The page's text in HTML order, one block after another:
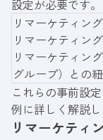
設定が必要です。
リマーケティン
リマーケティン
リマーケティン
グループ）との
これらの事前設
例に詳しく解説し
リマーケティ